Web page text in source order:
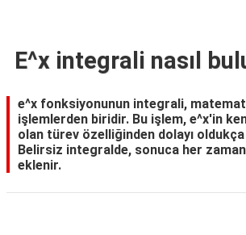
E^x integrali nasıl
e^x fonksiyonunun integrali,
işlemlerden biridir. Bu işlem, e^x'in
olan türev özelliğinden dolayı
Belirsiz integralde, sonuca her
eklenir.